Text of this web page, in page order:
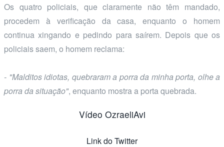
Os quatro policiais, que claramente não têm mandado,
procedem à verificação da casa, enquanto o homem
continua xingando e pedindo para saírem. Depois que os
policiais saem, o homem reclama:
- "Malditos idiotas, quebraram a porra da minha porta, olhe a
porra da situação", enquanto mostra a porta quebrada.
Vídeo OzraeliAvi
Link do Twitter